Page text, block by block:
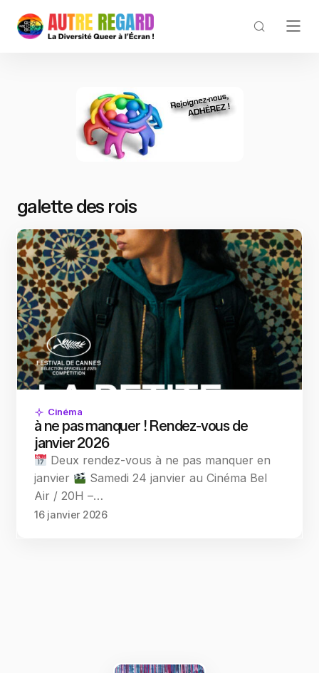
galette des rois
Cinéma
à ne pas manquer ! Rendez-vous de
janvier 2026
Deux rendez-vous à ne pas manquer en
janvier
Samedi 24 janvier au Cinéma Bel
Air / 20H –…
16 janvier 2026